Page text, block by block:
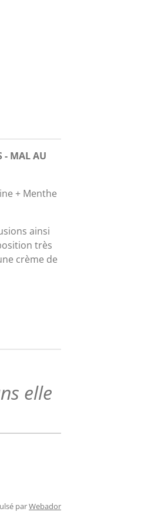
MAL AU
+ Menthe
ainsi
très
crème de
elle
parWebador